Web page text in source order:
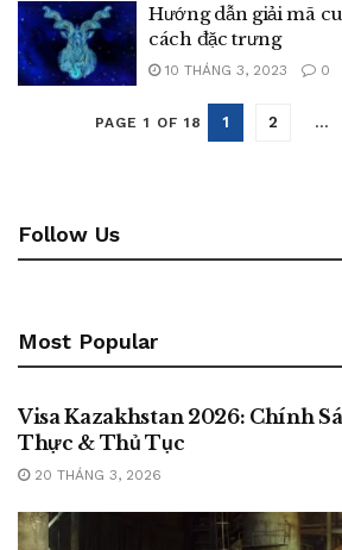
Hướng dẫn giải mã
cách đặc trưng
10 THÁNG 3, 2023 0
PAGE 1 OF 18 1 2 …
Follow Us
Most Popular
BLOG
Visa Kazakhstan 2026: Chính
Thực & Thủ Tục
20 THÁNG 3, 2026